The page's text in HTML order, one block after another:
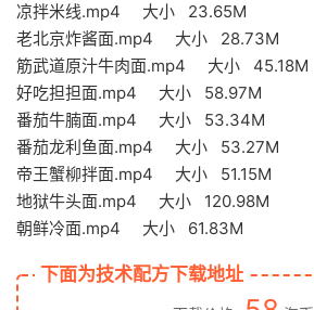
凉拌米线.mp4 大小 23.65M
老北京炸酱面.mp4 大小 28.73M
筋武道原汁牛肉面.mp4 大小 45.18M
好吃担担面.mp4 大小 58.97M
番茄牛腩面.mp4 大小 53.34M
番茄龙利鱼面.mp4 大小 53.27M
帝王蟹柳拌面.mp4 大小 51.15M
地狱牛头面.mp4 大小 120.98M
朝鲜冷面.mp4 大小 61.83M
下面为技术配方下载地址